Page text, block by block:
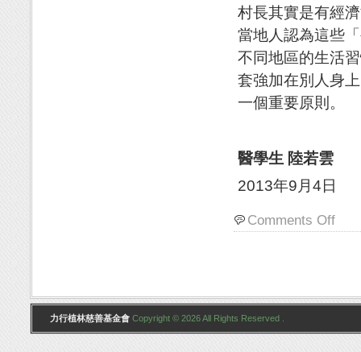
村長其實是有經
當地人認為這些
不同地區的生活
套強加在別人身
一個重要原則。
醫學生 陸若雲
2013年9月4日
Comments Off
力行植林慈善基金會 Copyright © 2026 All Rights Reserved .